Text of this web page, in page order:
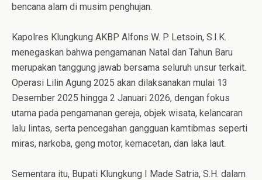
bencana alam di musim penghujan.
Kapolres Klungkung AKBP Alfons W. P. Letsoin, S.I.K.
menegaskan bahwa pengamanan Natal dan Tahun Baru
merupakan tanggung jawab bersama seluruh unsur terkait.
Operasi Lilin Agung 2025 akan dilaksanakan mulai 13
Desember 2025 hingga 2 Januari 2026, dengan fokus
utama pada pengamanan gereja, objek wisata, kelancaran
lalu lintas, serta pencegahan gangguan kamtibmas seperti
miras, narkoba, geng motor, kemacetan, dan laka laut.
Sementara itu, Bupati Klungkung I Made Satria, S.H. dalam